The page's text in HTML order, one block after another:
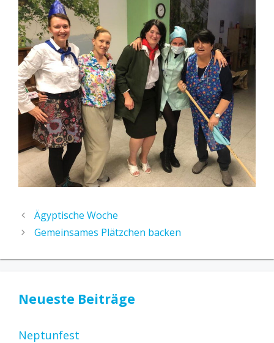
Ägyptische Woche
Gemeinsames Plätzchen backen
Neueste Beiträge
Neptunfest